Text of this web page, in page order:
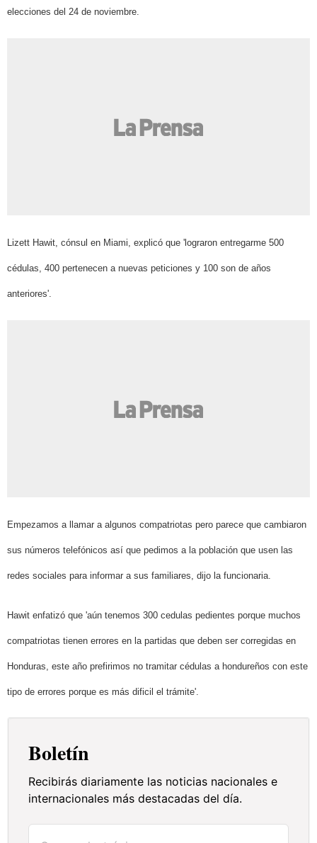
elecciones del 24 de noviembre.
Lizett Hawit, cónsul en Miami, explicó que 'lograron entregarme 500
cédulas, 400 pertenecen a nuevas peticiones y 100 son de años
anteriores'.
Empezamos a llamar a algunos compatriotas pero parece que cambiaron
sus números telefónicos así que pedimos a la población que usen las
redes sociales para informar a sus familiares, dijo la funcionaria.
Hawit enfatizó que 'aún tenemos 300 cedulas pedientes porque muchos
compatriotas tienen errores en la partidas que deben ser corregidas en
Honduras, este año prefirimos no tramitar cédulas a hondureños con este
tipo de errores porque es más dificil el trámite'.
Boletín
Recibirás diariamente las noticias nacionales e
internacionales más destacadas del día.